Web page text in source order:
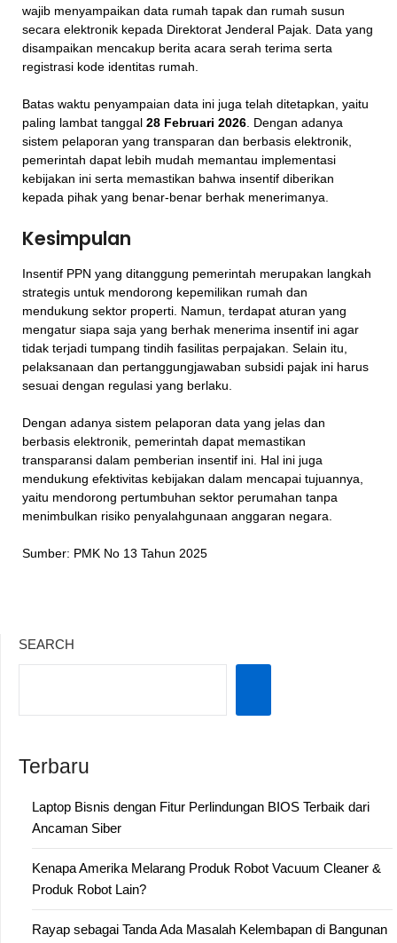
wajib menyampaikan data rumah tapak dan rumah susun
secara elektronik kepada Direktorat Jenderal Pajak. Data yang
disampaikan mencakup berita acara serah terima serta
registrasi kode identitas rumah.
Batas waktu penyampaian data ini juga telah ditetapkan, yaitu
paling lambat tanggal 28 Februari 2026 . Dengan adanya
sistem pelaporan yang transparan dan berbasis elektronik,
pemerintah dapat lebih mudah memantau implementasi
kebijakan ini serta memastikan bahwa insentif diberikan
kepada pihak yang benar-benar berhak menerimanya.
Kesimpulan
Insentif PPN yang ditanggung pemerintah merupakan langkah
strategis untuk mendorong kepemilikan rumah dan
mendukung sektor properti. Namun, terdapat aturan yang
mengatur siapa saja yang berhak menerima insentif ini agar
tidak terjadi tumpang tindih fasilitas perpajakan. Selain itu,
pelaksanaan dan pertanggungjawaban subsidi pajak ini harus
sesuai dengan regulasi yang berlaku.
Dengan adanya sistem pelaporan data yang jelas dan
berbasis elektronik, pemerintah dapat memastikan
transparansi dalam pemberian insentif ini. Hal ini juga
mendukung efektivitas kebijakan dalam mencapai tujuannya,
yaitu mendorong pertumbuhan sektor perumahan tanpa
menimbulkan risiko penyalahgunaan anggaran negara.
Sumber: PMK No 13 Tahun 2025
SEARCH
Terbaru
Laptop Bisnis dengan Fitur Perlindungan BIOS Terbaik dari
Ancaman Siber
Kenapa Amerika Melarang Produk Robot Vacuum Cleaner &
Produk Robot Lain?
Rayap sebagai Tanda Ada Masalah Kelembapan di Bangunan